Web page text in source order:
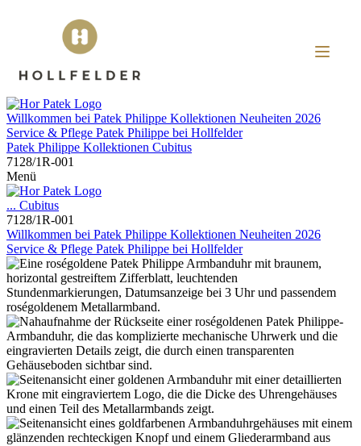
Willkommen bei Patek Philippe Kollektionen Neuheiten 2026
Service & Pflege Patek Philippe bei Hollfelder
Patek Philippe Kollektionen Cubitus
7128/1R-001
Menü
... Cubitus
7128/1R-001
Willkommen bei Patek Philippe Kollektionen Neuheiten 2026
Service & Pflege Patek Philippe bei Hollfelder